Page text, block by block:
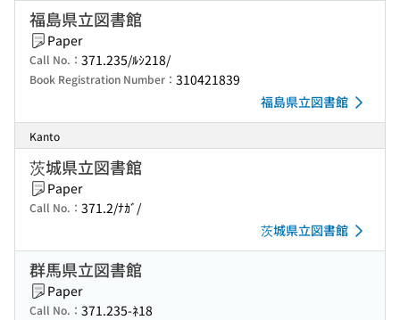
福島県立図書館
Paper
Call No.： 371.235/ﾙｼ218/
Book Registration Number： 310421839
福島県立図書館
Kanto
茨城県立図書館
Paper
Call No.： 371.2/ﾅｶﾞ/
茨城県立図書館
群馬県立図書館
Paper
Call No.： 371.235-ﾈ18